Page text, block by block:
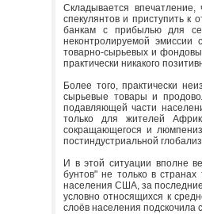
Складывается
спекулянтов и приступить к
банкам с прибылью для
неконтролируемой
товарно-сырьевых и
практически никакого
Более того, практически
сырьевые товары и
подавляющей части
только для жителей
сокращающегося и
постиндустриальной
И в этой ситуации вполне
бунтов" не только в
населения США, за
условно относящихся к
слоёв населения подскочила